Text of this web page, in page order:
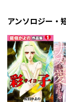
アンソロジー・